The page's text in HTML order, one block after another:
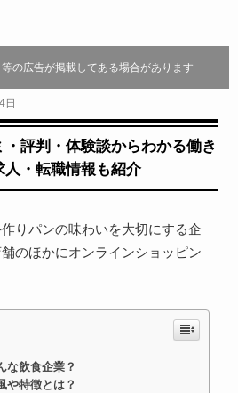
等の広告が掲載してある場合があります
日
評判・体験談からわかる働き
・転職情報も紹介
りパンの味わいを大切にする企
のほかにオンラインショッピン
な飲食企業？
や特徴とは？